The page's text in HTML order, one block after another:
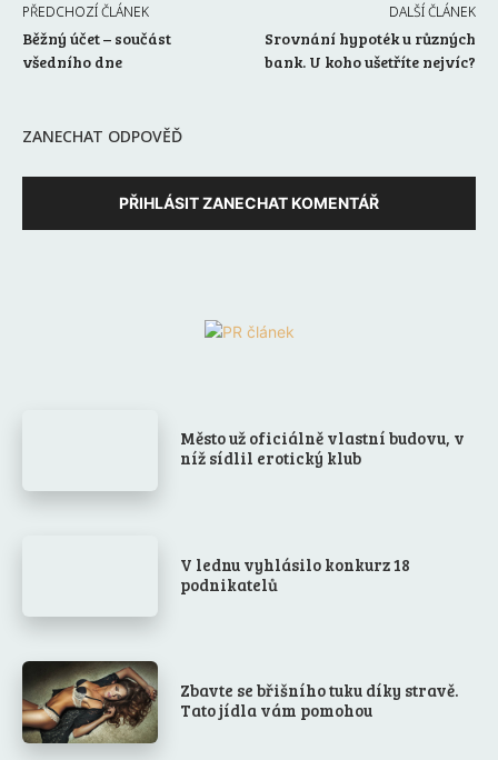
PŘEDCHOZÍ ČLÁNEK
Běžný účet – součást
všedního dne
DALŠÍ ČLÁNEK
Srovnání hypoték u různých
bank. U koho ušetříte nejvíc?
ZANECHAT ODPOVĚĎ
PŘIHLÁSIT ZANECHAT KOMENTÁŘ
Město už oficiálně vlastní budovu, v
níž sídlil erotický klub
V lednu vyhlásilo konkurz 18
podnikatelů
Zbavte se břišního tuku díky stravě.
Tato jídla vám pomohou